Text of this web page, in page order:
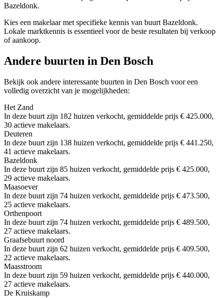
Bazeldonk.
Kies een makelaar met specifieke kennis van buurt Bazeldonk.
Lokale marktkennis is essentieel voor de beste resultaten bij verkoop
of aankoop.
Andere buurten in Den Bosch
Bekijk ook andere interessante buurten in Den Bosch voor een
volledig overzicht van je mogelijkheden:
Het Zand
In deze buurt zijn 182 huizen verkocht, gemiddelde prijs € 425.000,
30 actieve makelaars.
Deuteren
In deze buurt zijn 138 huizen verkocht, gemiddelde prijs € 441.250,
41 actieve makelaars.
Bazeldonk
In deze buurt zijn 85 huizen verkocht, gemiddelde prijs € 425.000,
29 actieve makelaars.
Maasoever
In deze buurt zijn 74 huizen verkocht, gemiddelde prijs € 473.500,
25 actieve makelaars.
Orthenpoort
In deze buurt zijn 74 huizen verkocht, gemiddelde prijs € 489.500,
27 actieve makelaars.
Graafsebuurt noord
In deze buurt zijn 62 huizen verkocht, gemiddelde prijs € 409.500,
22 actieve makelaars.
Maasstroom
In deze buurt zijn 59 huizen verkocht, gemiddelde prijs € 440.000,
27 actieve makelaars.
De Kruiskamp